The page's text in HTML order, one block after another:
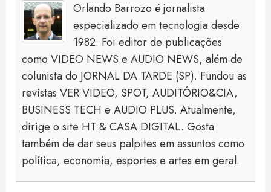
Orlando Barrozo é jornalista
especializado em tecnologia desde
1982. Foi editor de publicações
como VIDEO NEWS e AUDIO NEWS, além de
colunista do JORNAL DA TARDE (SP). Fundou as
revistas VER VIDEO, SPOT, AUDITÓRIO&CIA,
BUSINESS TECH e AUDIO PLUS. Atualmente,
dirige o site HT & CASA DIGITAL. Gosta
também de dar seus palpites em assuntos como
política, economia, esportes e artes em geral.